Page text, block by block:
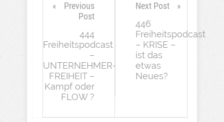
Previous
Post
444
Freiheitspodcast
–
UNTERNEHMER-
FREIHEIT –
Kampf oder
FLOW ?
Next Post
446
Freiheitspodcast
– KRISE –
ist das
etwas
Neues?